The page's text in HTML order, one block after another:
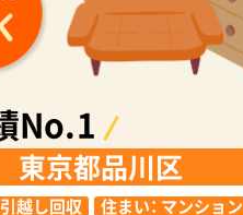
No.1
東京都品川区
引越し回収 住まい： マンション